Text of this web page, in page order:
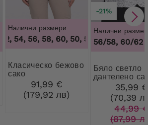
Налични размери
54, 56, 58, 60,50, 52, 54, 56, 58, 60
Класическо бежово
сако
91,99 €
(179,92 лв)
-21%
Налични
56/58, 60/62
Бяло светло
дантелено
35,99 €
(70,39
44,99
(87,99